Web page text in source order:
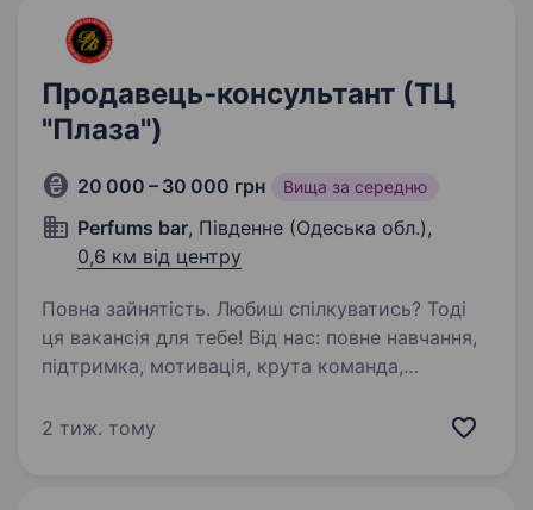
Продавець-консультант (ТЦ
"Плаза")
20 000 – 30 000 грн Вища за середню
Perfums bar, Південне (Одеська обл.),
0,6 км від центру
Повна зайнятість. Любиш спілкуватись? Тоді
ця вакансія для тебе! Від нас: повне навчання,
підтримка, мотивація, крута команда,
парфумерія! Від тебе: бажання навчатись,
2 тиж. тому